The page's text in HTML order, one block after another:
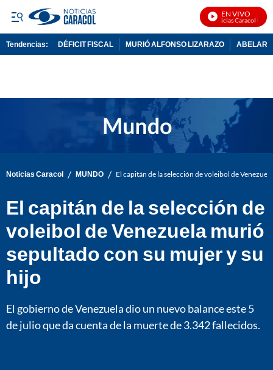
EN VIVO
Noticias Caracol En
Tendencias: DÉFICIT FISCAL MURIÓ ALFONSO LIZARAZO
Noticias Caracol / MUNDO / El capitán de la selección de voleibol de
El capitán de la selección de
voleibol de Venezuela murió
sepultado con su mujer y su
hijo
El gobierno de Venezuela dio un nuevo balance este 5
de julio que da cuenta de la muerte de 3.342 fallecidos.